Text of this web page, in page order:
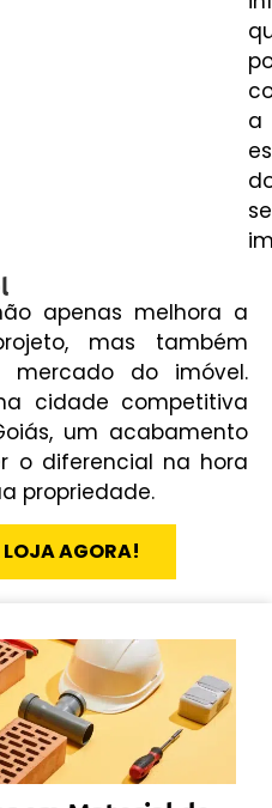
a
apenas melhora a
mas também
do imóvel.
cidade competitiva
um acabamento
o diferencial na hora
propriedade.
AGORA!